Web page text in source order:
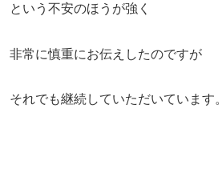
という不安のほうが強く
非常に慎重にお伝えしたのですが
それでも継続していただいています。